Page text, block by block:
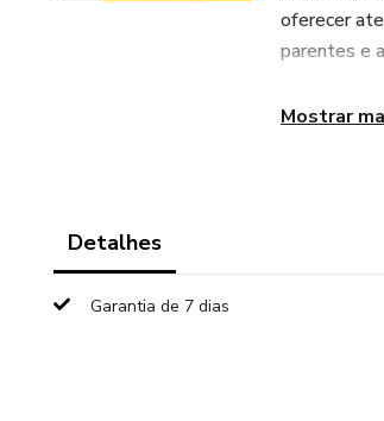
oferecer
parentes e
Os vídeos
Mostrar
Detalhes
Garantia de 7 dias